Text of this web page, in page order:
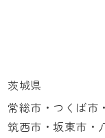
茨城県
常総市・つくば市
筑西市・坂東市・